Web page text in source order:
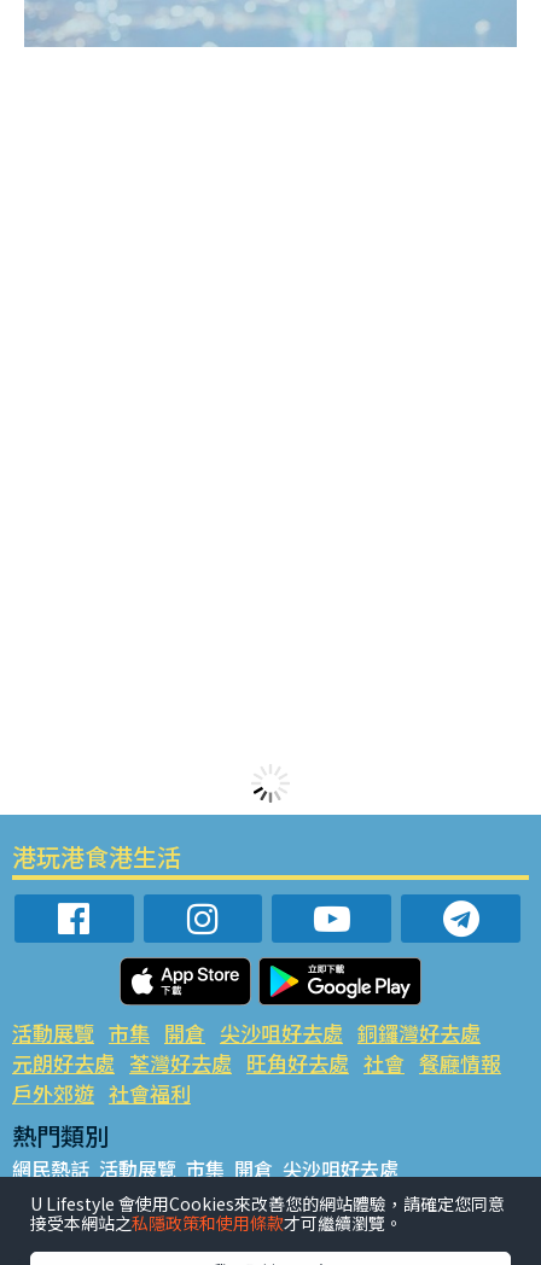
港玩港食港生活
活動展覽 市集 開倉 尖沙咀好去處 銅鑼灣好去處
元朗好去處 荃灣好去處 旺角好去處 社會 餐廳情報
戶外郊遊 社會福利
熱門類別
網民熱話 活動展覽 市集 開倉 尖沙咀好去處
銅鑼灣好去處 元朗好去處 荃灣好去處 旺角好去處 社會
餐廳情報 戶外郊遊
U Lifestyle 會使用Cookies來改善您的網站體驗，請確定您同意
接受本網站之私隱政策和使用條款才可繼續瀏覽。